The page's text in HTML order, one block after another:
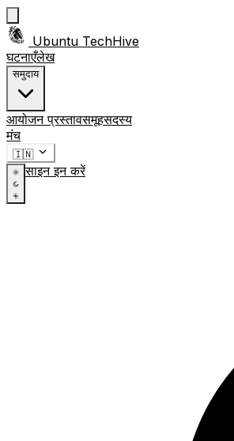
Ubuntu TechHive
घटनाएँलेख
समुदाय
आयोजन प्रस्तावसमूहसदस्य
मंच
🇮🇳
साइन इन करें